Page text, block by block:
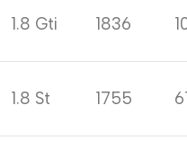
1.8 Gti 1836
1.8 St 1755